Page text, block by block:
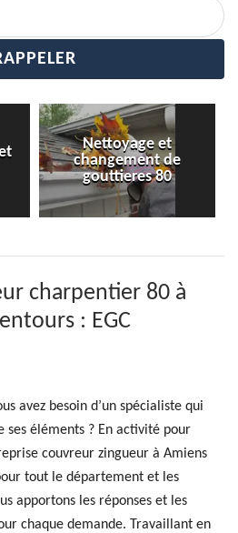
Nettoyage et
changement de
gouttieres 80
charpentier 80 à
: EGC
avez besoin d’un spécialiste qui
ses éléments ? En activité pour
couvreur zingueur à Amiens
tout le département et les
apportons les réponses et les
chaque demande. Travaillant en